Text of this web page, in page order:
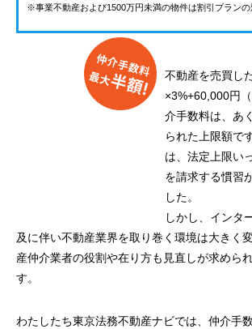
※事業不動産および1500万円未満の物件は割引プランの
不動産を売買し
×3%+60,000円
介手数料は、あ
られた上限額で
は、法定上限い
を請求する慣習
した。
しかし、インタ
及に伴い不動産業界を取り巻く環境は大きく
産仲介業者の役割や在り方も見直しが求めら
す。
わたしたち東京法務不動産ナビでは、仲介手